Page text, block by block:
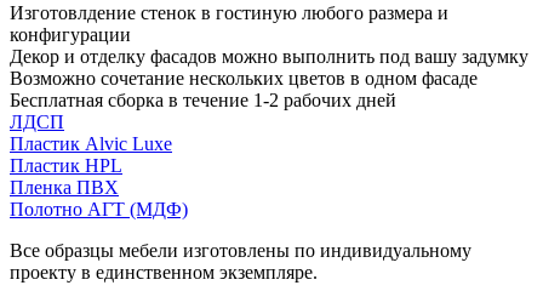
Изготовлдение стенок в гостиную любого размера и
конфигурации
Декор и отделку фасадов можно выполнить под вашу задумку
Возможно сочетание нескольких цветов в одном фасаде
Бесплатная сборка в течение 1-2 рабочих дней
ЛДСП
Пластик Alvic Luxe
Пластик HPL
Пленка ПВХ
Полотно АГТ (МДФ)
Все образцы мебели изготовлены по индивидуальному
проекту в единственном экземпляре.